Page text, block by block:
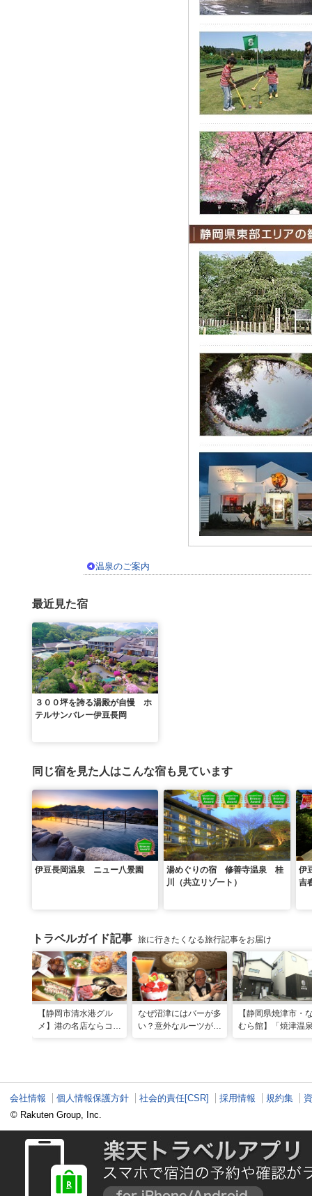
温泉のご案内
最近見た宿
３００坪を誇る湯殿が自慢 ホ
テルサンバレー伊豆長岡
同じ宿を見た人はこんな宿も見ています
伊豆長岡温泉 ニュー八景園
湯めぐりの宿 修善寺温泉 桂
川（共立リゾート）
伊
吉
トラベルガイド記事 旅に行きたくなる旅行記事をお届け
【静岡市清水港グル
メ】港の名店ならコ
なぜ沼津にはバーが多
い？意外なルーツがわ
【静岡県焼津市・
むら館】「焼津温
会社情報 個人情報保護方針 社会的責任[CSR] 採用情報 規約集
© Rakuten Group, Inc.